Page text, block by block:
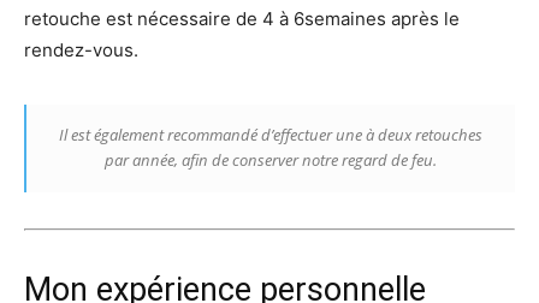
retouche est nécessaire de 4 à 6semaines après le
rendez-vous.
Il est également recommandé d’effectuer une à deux retouches
par année, afin de conserver notre regard de feu.
Mon expérience personnelle